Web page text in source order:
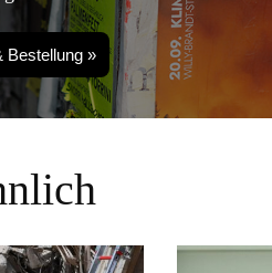
Bestellung »